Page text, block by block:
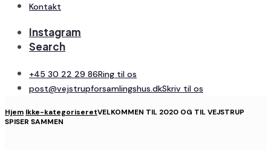
Kontakt
Instagram
Search
+45 30 22 29 86Ring til os
post@vejstrupforsamlingshus.dkSkriv til os
Hjem Ikke-kategoriseretVELKOMMEN TIL 2020 OG TIL VEJSTRUP
SPISER SAMMEN